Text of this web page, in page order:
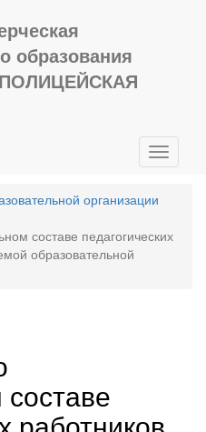
образования
Toggle
организации
составе педагогических
образовательной